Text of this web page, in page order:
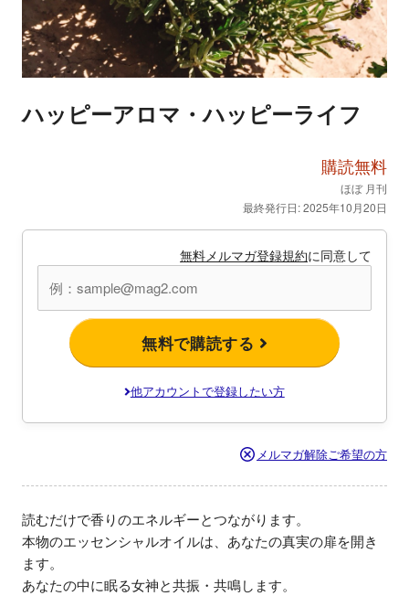
ハッピーアロマ・ハッピーライフ
購読無料
ほぼ 月刊
最終発行日: 2025年10月20日
無料メルマガ登録規約に同意して
無料で購読する
他アカウントで登録したい方
メルマガ解除ご希望の方
読むだけで香りのエネルギーとつながります。
本物のエッセンシャルオイルは、あなたの真実の扉を開き
ます。
あなたの中に眠る女神と共振・共鳴します。